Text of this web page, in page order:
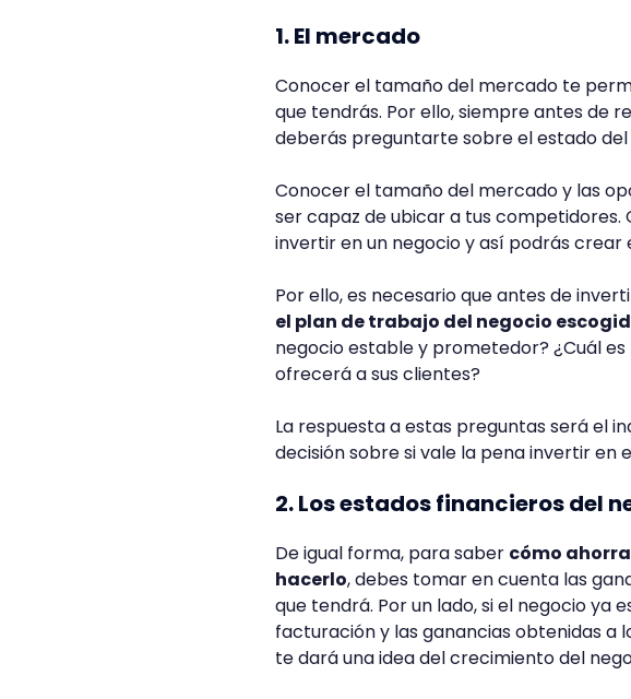
1. El mercado
Conocer el tamaño del mercado te
que tendrás. Por ello, siempre antes de
deberás preguntarte sobre el estado
Conocer el tamaño del mercado y las
ser capaz de ubicar a tus
invertir en un negocio y así podrás crear
Por ello, es necesario que antes de
el plan de trabajo del negocio
negocio estable y prometedor? ¿Cuál
ofrecerá a sus clientes?
La respuesta a estas preguntas será el
decisión sobre si vale la pena invertir en
2. Los estados financieros del
De igual forma, para saber cómo
hacerlo, debes tomar en cuenta las
que tendrá. Por un lado, si el negocio ya
facturación y las ganancias obtenidas a
te dará una idea del crecimiento del